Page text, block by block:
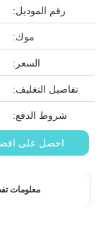
رقم الموديل:
موك:
السعر:
تفاصيل التغليف:
شروط الدفع:
احصل على
معلومات